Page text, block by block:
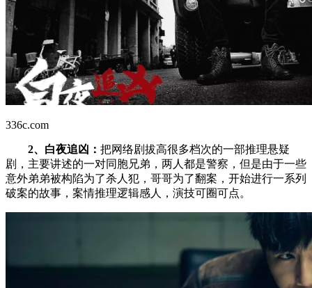
336c.com
2、白夜追凶： 把网络剧拔高很多档次的一部推理悬疑
剧，主要讲述的一对同胞兄弟，两人都是警察，但是由于一些
意外弟弟被构陷为了杀人犯，哥哥为了翻案，开始进行一系列
破案的故事，案情推理逻辑感人，演技可圈可点。